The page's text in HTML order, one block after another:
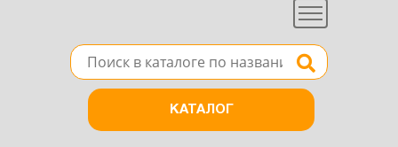
Меню
Поле для поиска товара в каталоге Найти
КАТАЛОГ